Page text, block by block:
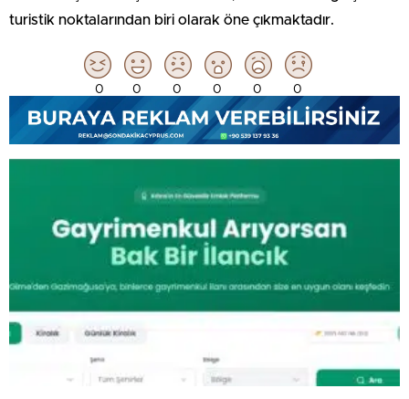
turistik noktalarından biri olarak öne çıkmaktadır.
0 0 0 0 0 0